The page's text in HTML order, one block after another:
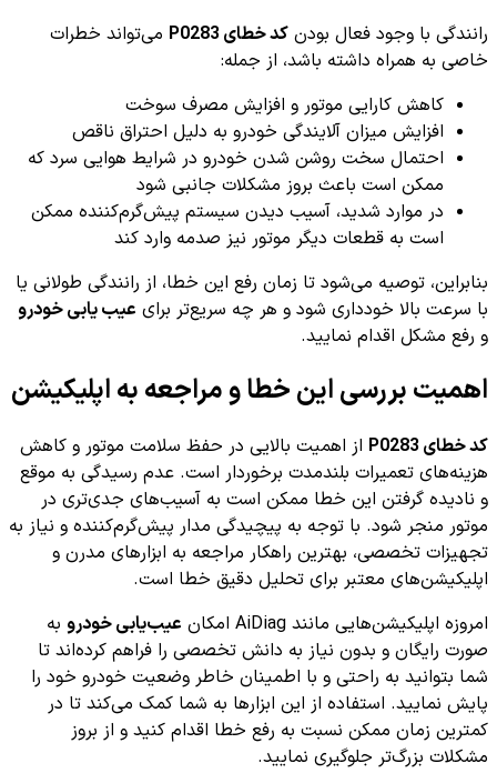
رانندگی با وجود فعال بودن کد خطای P0283
می‌تواند خطرات
خاصی به همراه داشته باشد، از جمله:
کاهش کارایی موتور و افزایش مصرف سوخت
افزایش میزان آلایندگی خودرو به دلیل احتراق ناقص
احتمال سخت روشن شدن خودرو در شرایط هوایی سرد که
ممکن است باعث بروز مشکلات جانبی شود
در موارد شدید، آسیب دیدن سیستم پیش‌گرم‌کننده ممکن
است به قطعات دیگر موتور نیز صدمه وارد کند
بنابراین، توصیه می‌شود تا زمان رفع این خطا، از رانندگی طولانی یا
با سرعت بالا خودداری شود و هر چه سریع‌تر برای عیب یابی خودرو
و رفع مشکل اقدام نمایید.
اهمیت بررسی این خطا و مراجعه به اپلیکیشن
کد خطای P0283
از اهمیت بالایی در حفظ سلامت موتور و کاهش
هزینه‌های تعمیرات بلندمدت برخوردار است. عدم رسیدگی به موقع
و نادیده گرفتن این خطا ممکن است به آسیب‌های جدی‌تری در
موتور منجر شود. با توجه به پیچیدگی مدار پیش‌گرم‌کننده و نیاز به
تجهیزات تخصصی، بهترین راهکار مراجعه به ابزارهای مدرن و
اپلیکیشن‌های معتبر برای تحلیل دقیق خطا است.
امروزه اپلیکیشن‌هایی مانند AiDiag امکان
عیب‌یابی خودرو به
صورت رایگان و بدون نیاز به دانش تخصصی را فراهم کرده‌اند تا
شما بتوانید به راحتی و با اطمینان خاطر وضعیت خودرو خود را
پایش نمایید. استفاده از این ابزارها به شما کمک می‌کند تا در
کمترین زمان ممکن نسبت به رفع خطا اقدام کنید و از بروز
مشکلات بزرگ‌تر جلوگیری نمایید.